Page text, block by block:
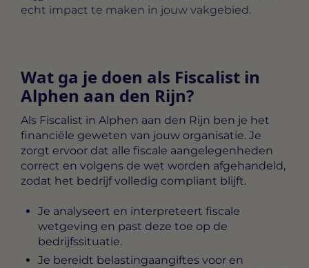
echt impact te maken in jouw vakgebied.
Wat ga je doen als Fiscalist in
Alphen aan den Rijn?
Als Fiscalist in Alphen aan den Rijn ben je het
financiële geweten van jouw organisatie. Je
zorgt ervoor dat alle fiscale aangelegenheden
correct en volgens de wet worden afgehandeld,
zodat het bedrijf volledig compliant blijft.
Je analyseert en interpreteert fiscale
wetgeving en past deze toe op de
bedrijfssituatie.
Je bereidt belastingaangiftes voor en